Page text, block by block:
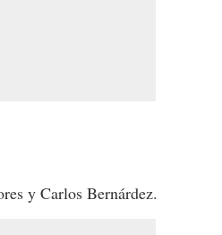
y Carlos Bernárdez.